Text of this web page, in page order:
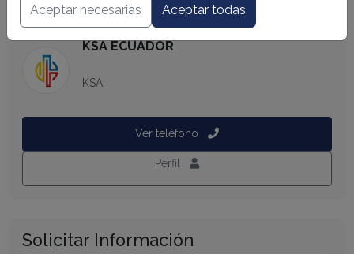
Aceptar necesarias Aceptar todas
Información del Corredor
KSA ECUADOR
KSA
Ver teléfono
Perfil
Solicitar Información